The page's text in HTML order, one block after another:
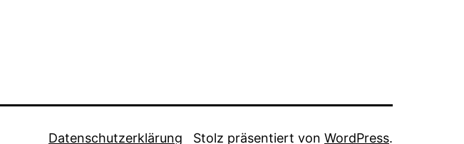
Datenschutzerklärung Stolz präsentiert von WordPress.